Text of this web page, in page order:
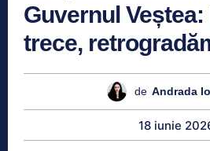
Guvernul Veștea:
trece,
de Andrada
18 iunie